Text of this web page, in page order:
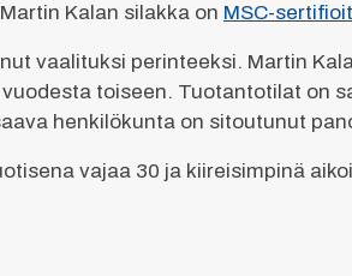
Martin Kalan silakka on MSC-
vaalituksi perinteeksi. Martin
toiseen. Tuotantotilat on
henkilökunta on sitoutunut
vajaa 30 ja kiireisimpinä